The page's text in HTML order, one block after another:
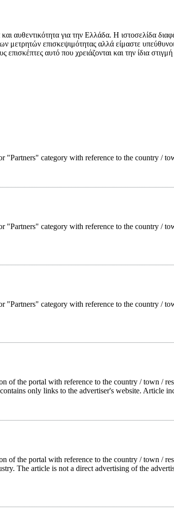
αυθεντικότητα για την Ελλάδα. Η ιστοσελίδα
μετρητών επισκεψιμότητας αλλά είμαστε
αυτό που χρειάζονται και την ίδια
category with reference to the country /
category with reference to the country /
category with reference to the country /
of the portal with reference to the country / town /
only links to the advertiser's website. Article
of the portal with reference to the country / town /
The article is not a direct advertising of the